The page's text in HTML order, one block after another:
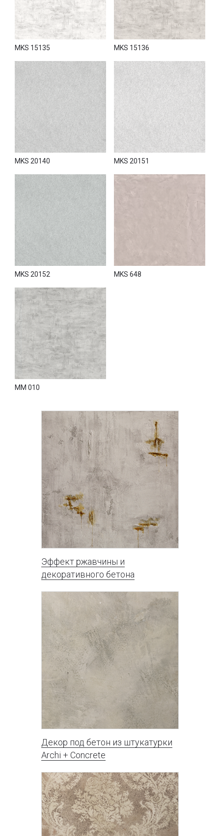
ассортимент декоративных стеновых покрытий от
известной итальянской марки NOVACOLOR доступен по
привлекательным ценам от официального
представителя.
MKS 15135 MKS 15136
MKS 20140 MKS 20151
MKS 20152 MKS 648
MM 010
Эффект ржавчины и
декоративного бетона
Декор под бетон из штукатурки
Archi + Concrete